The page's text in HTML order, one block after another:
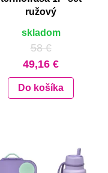
ružový
skladom
58 €
49,16 €
Do košíka